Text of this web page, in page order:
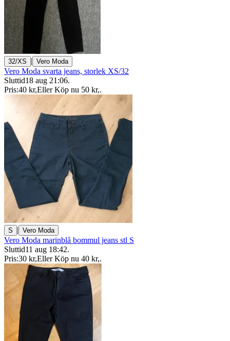
32/XS | Vero Moda
Vero Moda svarta jeans, storlek XS/32
Sluttid18 aug 21:06.
Pris:40 kr,Eller Köp nu 50 kr,.
S | Vero Moda
Vero Moda marinblå bommul jeans stl S
Sluttid11 aug 18:42.
Pris:30 kr,Eller Köp nu 40 kr,.